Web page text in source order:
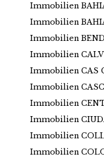
Immobilien
Immobilien
Immobilien
Immobilien
Immobilien CAS
Immobilien
Immobilien
Immobilien
Immobilien COLL
Immobilien